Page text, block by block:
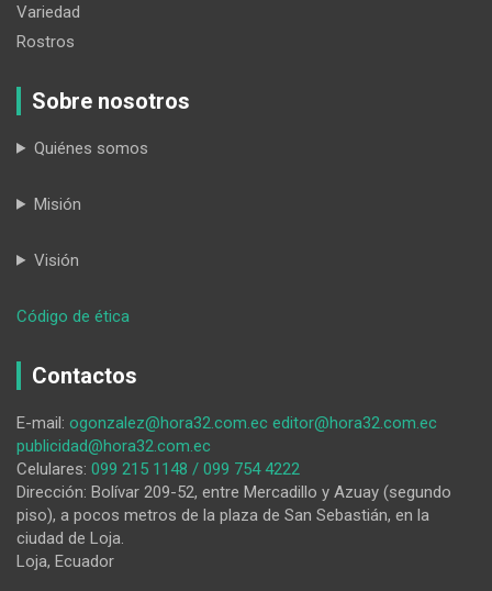
Variedad
Rostros
Sobre nosotros
Quiénes somos
Misión
Visión
Código de ética
que
dignidad
Contactos
E-mail: ogonzalez@hora32.com.ec editor@hora32.com.ec
publicidad@hora32.com.ec
Celulares: 099 215 1148 / 099 754 4222
Dirección: Bolívar 209-52, entre Mercadillo y Azuay (segundo
piso), a pocos metros de la plaza de San Sebastián, en la
ciudad de Loja.
Loja, Ecuador